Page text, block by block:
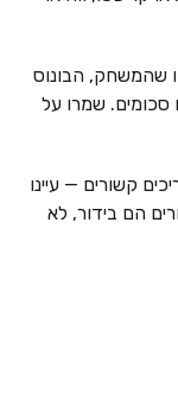
(10–20€) — בדקו שהמשחק, הבונוס
סכומים. שמרו על
קשורים — עיינו
הם בידור, לא